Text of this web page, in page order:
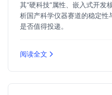
其“硬科技”属性、嵌入式开发
析国产科学仪器赛道的稳定性
是否值得投递。
阅读全文